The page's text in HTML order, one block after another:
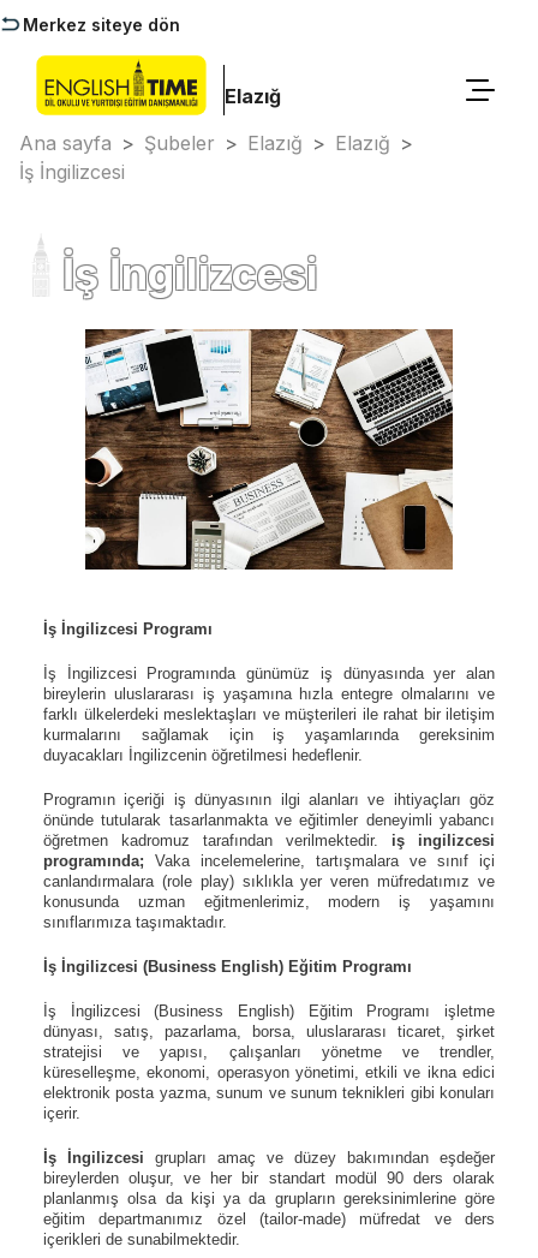
Merkez siteye dön
Elazığ
Ana sayfa > Şubeler > Elazığ > Elazığ >
İş İngilizcesi
İş İngilizcesi
İş İngilizcesi Programı
İş İngilizcesi Programında günümüz iş dünyasında yer alan
bireylerin uluslararası iş yaşamına hızla entegre olmalarını ve
farklı ülkelerdeki meslektaşları ve müşterileri ile rahat bir iletişim
kurmalarını sağlamak için iş yaşamlarında gereksinim
duyacakları İngilizcenin öğretilmesi hedeflenir.
Programın içeriği iş dünyasının ilgi alanları ve ihtiyaçları göz
önünde tutularak tasarlanmakta ve eğitimler deneyimli yabancı
öğretmen kadromuz tarafından verilmektedir.
iş ingilizcesi
programında; Vaka incelemelerine, tartışmalara ve sınıf içi
canlandırmalara (role play) sıklıkla yer veren müfredatımız ve
konusunda uzman eğitmenlerimiz, modern iş yaşamını
sınıflarımıza taşımaktadır.
İş İngilizcesi (Business English) Eğitim Programı
İş İngilizcesi (Business English) Eğitim Programı işletme
dünyası, satış, pazarlama, borsa, uluslararası ticaret, şirket
stratejisi ve yapısı, çalışanları yönetme ve trendler,
küreselleşme, ekonomi, operasyon yönetimi, etkili ve ikna edici
elektronik posta yazma, sunum ve sunum teknikleri gibi konuları
içerir.
İş İngilizcesi grupları amaç ve düzey bakımından eşdeğer
bireylerden oluşur, ve her bir standart modül 90 ders olarak
planlanmış olsa da kişi ya da grupların gereksinimlerine göre
eğitim departmanımız özel (tailor-made) müfredat ve ders
içerikleri de sunabilmektedir.